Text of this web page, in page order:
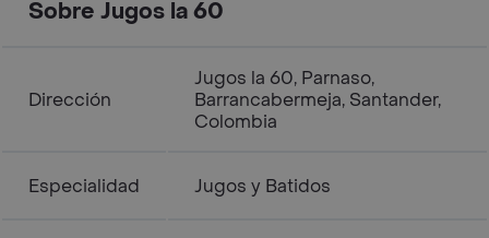
Sobre Jugos la 60
Dirección
Jugos la 60, Parnaso,
Barrancabermeja, Santander,
Colombia
Especialidad Jugos y Batidos